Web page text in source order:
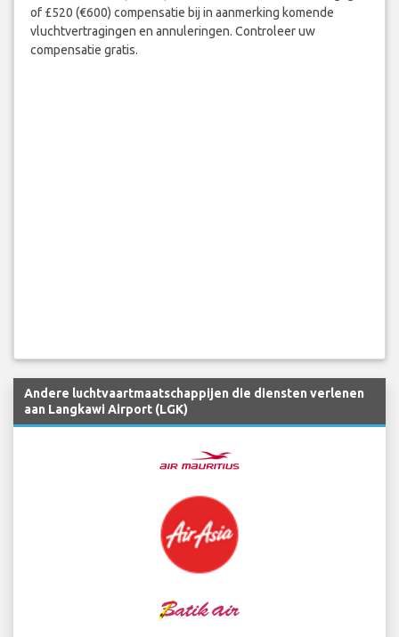
of £520 (€600) compensatie bij in aanmerking komende
vluchtvertragingen en annuleringen. Controleer uw
compensatie gratis.
Andere luchtvaartmaatschappijen die diensten verlenen
aan Langkawi Airport (LGK)